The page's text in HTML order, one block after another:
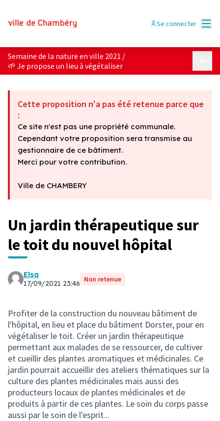
Se connecter
Semaine de la nature en ville 2021 /
🌱 Je propose un lieu à végétaliser
Cette proposition n'a pas été retenue parce que
:
Ce site n'est pas une propriété communale.
Cependant votre proposition sera transmise au
gestionnaire de ce bâtiment.
Merci pour votre contribution.
Ville de CHAMBERY
Un jardin thérapeutique sur
le toit du nouvel hôpital
Elsa
17/09/2021 23:46 Non retenue
Profiter de la construction du nouveau bâtiment de
l'hôpital, en lieu et place du bâtiment Dorster, pour en
végétaliser le toit. Créer un jardin thérapeutique
permettant aux malades de se ressourcer, de cultiver
et cueillir des plantes aromatiques et médicinales. Ce
jardin pourrait accueillir des ateliers thématiques sur la
culture des plantes médicinales mais aussi des
producteurs locaux de plantes médicinales et de
produits à partir de ces plantes. Le soin du corps passe
aussi par le soin de l'esprit...